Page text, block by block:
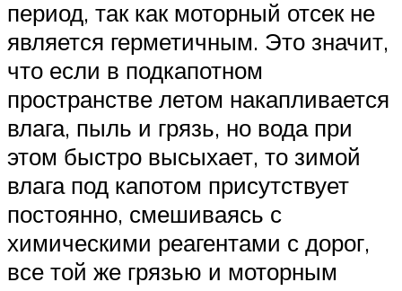
период, так как моторный отсек не
является герметичным. Это значит,
что если в подкапотном
пространстве летом накапливается
влага, пыль и грязь, но вода при
этом быстро высыхает, то зимой
влага под капотом присутствует
постоянно, смешиваясь с
химическими реагентами с дорог,
все той же грязью и моторным